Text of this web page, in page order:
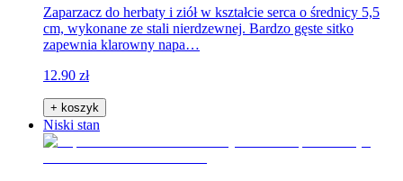
Zaparzacz do herbaty i ziół w kształcie serca o średnicy 5,5
cm, wykonane ze stali nierdzewnej. Bardzo gęste sitko
zapewnia klarowny napa…
12.90 zł
+ koszyk
Niski stan